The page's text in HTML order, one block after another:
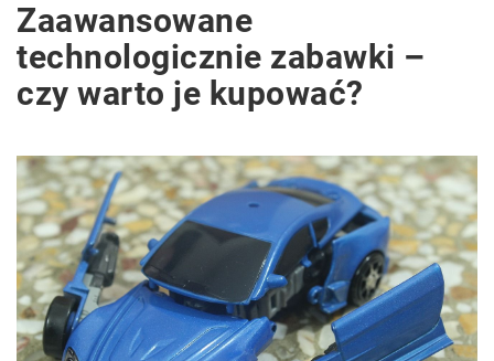
Zaawansowane
technologicznie zabawki –
czy warto je kupować?